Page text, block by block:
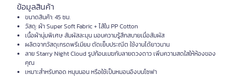
ข้อมูลสินค้า
ขนาดสินค้า: 45 ซม.
วัสดุ: ผ้า Super Soft Fabric + ไส้ใน PP Cotton
เนื้อผ้านุ่มพิเศษ สัมผัสละมุน มอบความรู้สึกสบายเมื่อสัมผัส
ผลิตจากวัสดุเกรดพรีเมียม ตัดเย็บประณีต ใช้งานได้ยาวนาน
ลาย Starry Night Cloud รูปก้อนเมฆกับลายดวงดาว เพิ่มความสดใสให้ห้องของ
คุณ
เหมาะสำหรับกอด หนุนนอน หรือใช้เป็นหมอนอิงบนโซฟา